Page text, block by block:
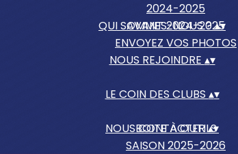
2024-2025
AVANT 2024-2025
ENVOYEZ VOS PHOTOS
QUI SOMMES-NOUS ?▴▾
NOUS REJOINDRE ▴▾
LE COIN DES CLUBS ▴▾
BOITE À OUTILS
SAISON 2025-2026
NOUS CONTACTER▴▾